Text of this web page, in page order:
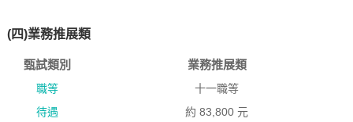
(四)業務推展類
甄試類別 業務推展類
職等
十一職等
待遇
約 83,800 元